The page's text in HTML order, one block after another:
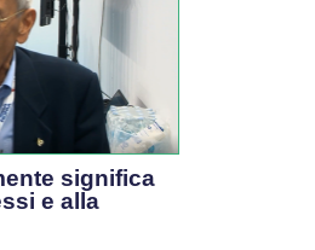
significa
e alla